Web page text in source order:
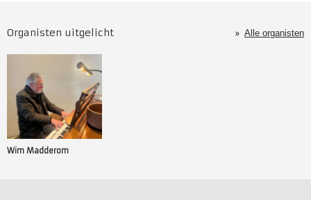
Organisten uitgelicht Alle organisten
Wim Madderom